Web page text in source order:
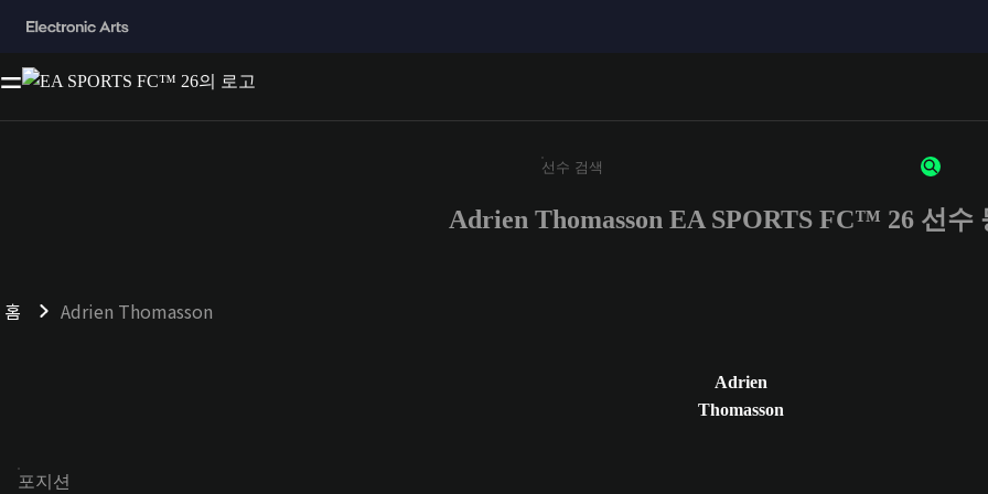
최소 3자 이상의 문자 또는 숫자를 입력하세요
Adrien Thomasson EA SPORTS FC™ 26 선수
홈 Adrien Thomasson
Adrien
Thomasson
포지션